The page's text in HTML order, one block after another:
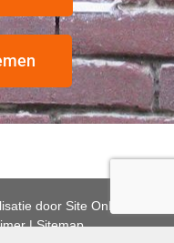
door Site Online
|Sitemap